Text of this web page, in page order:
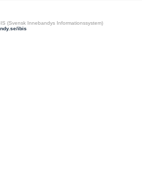
(Svensk Innebandys Informationssystem)
ibis